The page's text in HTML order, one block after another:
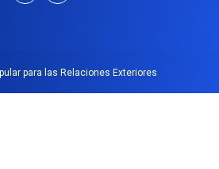
para las Relaciones Exteriores